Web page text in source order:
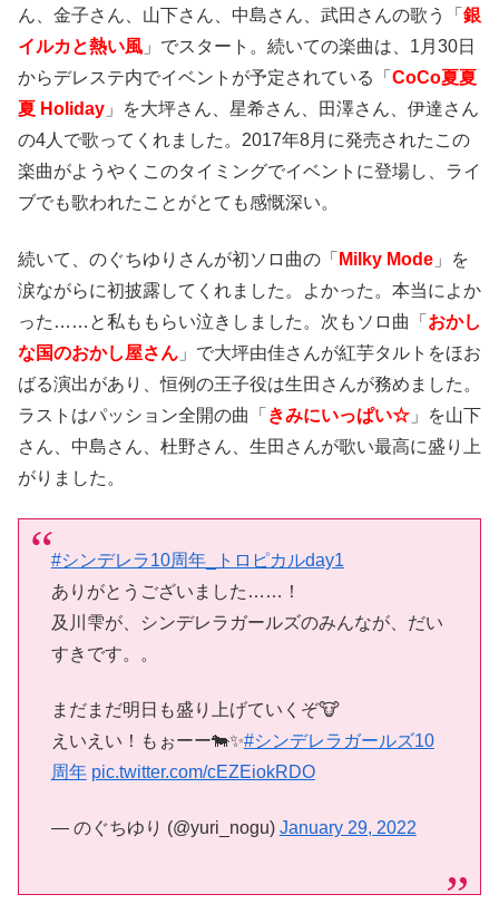
ん、金子さん、山下さん、中島さん、武田さんの歌う「 銀
イルカと熱い風 」でスタート。続いての楽曲は、1月30日
からデレステ内でイベントが予定されている「 CoCo夏夏
夏 Holiday 」を大坪さん、星希さん、田澤さん、伊達さん
の4人で歌ってくれました。2017年8月に発売されたこの
楽曲がようやくこのタイミングでイベントに登場し、ライ
ブでも歌われたことがとても感慨深い。
続いて、のぐちゆりさんが初ソロ曲の「 Milky Mode 」を
涙ながらに初披露してくれました。よかった。本当によか
った……と私ももらい泣きしました。次もソロ曲「 おかし
な国のおかし屋さん 」で大坪由佳さんが紅芋タルトをほお
ばる演出があり、恒例の王子役は生田さんが務めました。
ラストはパッション全開の曲「 きみにいっぱい☆ 」を山下
さん、中島さん、杜野さん、生田さんが歌い最高に盛り上
がりました。
#シンデレラ10周年_トロピカルday1
ありがとうございました……！
及川雫が、シンデレラガールズのみんなが、だい
すきです。。
まだまだ明日も盛り上げていくぞ🐮
えいえい！もぉーー🐄✨#シンデレラガールズ10
周年 pic.twitter.com/cEZEiokRDO
— のぐちゆり (@yuri_nogu) January 29, 2022